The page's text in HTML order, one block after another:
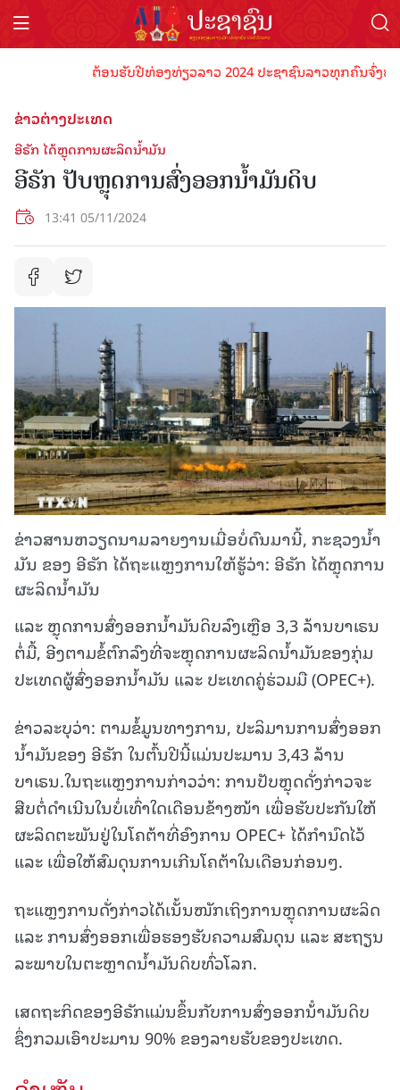
ຕ້ອນຮັບປີທ່ອງທ່ຽວລາວ 2024 ປະຊາຊົນລາວທຸກຄົນຈົ່ງພ້
ຂ່າວຕ່າງປະເທດ
ອີຣັກ ໄດ້ຫຼຸດການຜະລິດນ້ຳມັນ
ອີຣັກ ປັບຫຼຸດການສົ່ງອອກນ້ຳມັນດິບ
13:41 05/11/2024
ຂ່າວສານຫວຽດນາມລາຍງານເມື່ອບໍ່ດົນມານີ້, ກະຊວງນ້ຳ
ມັນ ຂອງ ອີຣັກ ໄດ້ຖະແຫຼງການໃຫ້ຮູ້ວ່າ: ອີຣັກ ໄດ້ຫຼຸດການ
ຜະລິດນ້ຳມັນ
ແລະ ຫຼຸດການສົ່ງອອກນ້ຳມັນດິບລົງເຫຼືອ 3,3 ລ້ານບາເຣນ
ຕໍ່ມື້, ອີງຕາມຂໍ້ຕົກລົງທີ່ຈະຫຼຸດການຜະລິດນ້ຳມັນຂອງກຸ່ມ
ປະເທດຜູ້ສົ່ງອອກນ້ຳມັນ ແລະ ປະເທດຄູ່ຮ່ວມມື (OPEC+).
ຂ່າວລະບຸວ່າ: ຕາມຂໍ້ມູນທາງການ, ປະລິມານການສົ່ງອອກ
ນ້ຳມັນຂອງ ອີຣັກ ໃນຕົ້ນປີນີ້ແມ່ນປະມານ 3,43 ລ້ານ
ບາເຣນ.ໃນຖະແຫຼງການກ່າວວ່າ: ການປັບຫຼຸດດັ່ງກ່າວຈະ
ສືບຕໍ່ດຳເນີນໃນບໍ່ເທົ່າໃດເດືອນຂ້າງໜ້າ ເພື່ອຮັບປະກັນໃຫ້
ຜະລິດຕະພັນຢູ່ໃນໂຄຕ້າທີ່ອົງການ OPEC+ ໄດ້ກຳນົດໄວ້
ແລະ ເພື່ອໃຫ້ສົມດຸນການເກີນໂຄຕ້າໃນເດືອນກ່ອນໆ.
ຖະແຫຼງການດັ່ງກ່າວໄດ້ເນັ້ນໜັກເຖິງການຫຼຸດການຜະລິດ
ແລະ ການສົ່ງອອກເພື່ອຮອງຮັບຄວາມສົມດຸນ ແລະ ສະຖຽນ
ລະພາບໃນຕະຫຼາດນ້ຳມັນດິບທົ່ວໂລກ.
ເສດຖະກິດຂອງອີຣັກແມ່ນຂຶ້ນກັບການສົ່ງອອກນ້ໍາມັນດິບ
ຊຶ່ງກວມເອົາປະມານ 90% ຂອງລາຍຮັບຂອງປະເທດ.